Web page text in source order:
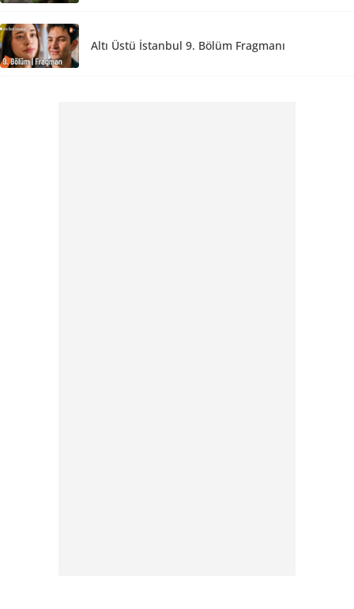
Altı Üstü İstanbul 9. Bölüm Fragmanı